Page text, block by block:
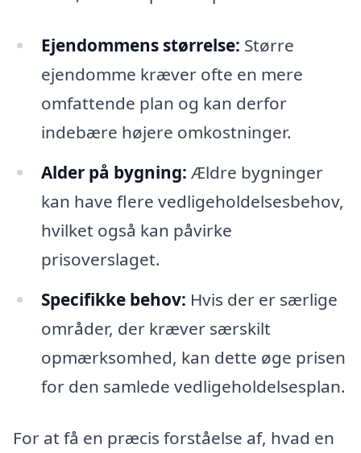
Ejendommens størrelse: Større
ejendomme kræver ofte en mere
omfattende plan og kan derfor
indebære højere omkostninger.
Alder på bygning: Ældre bygninger
kan have flere vedligeholdelsesbehov,
hvilket også kan påvirke
prisoverslaget.
Specifikke behov: Hvis der er særlige
områder, der kræver særskilt
opmærksomhed, kan dette øge prisen
for den samlede vedligeholdelsesplan.
For at få en præcis forståelse af, hvad en